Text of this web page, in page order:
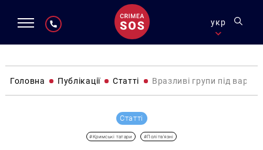
укр
Головна Публікації Статті Вразливі групи під
Статті
#Кримські татари #Політв'язні